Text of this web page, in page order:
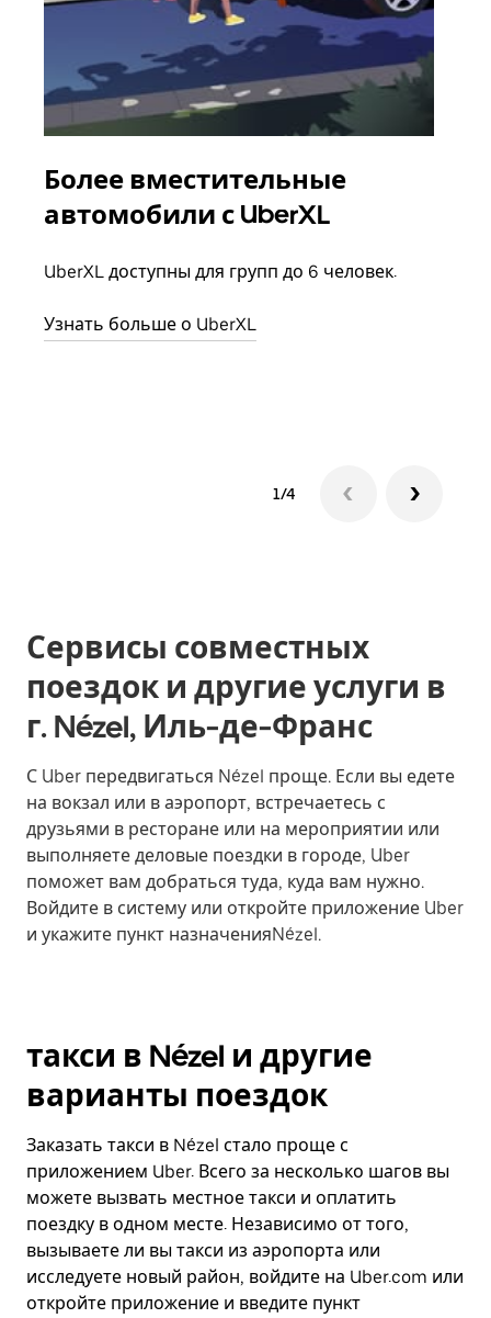
Более вместительные
автомобили с UberXL
UberXL доступны для групп до 6 человек.
Узнать больше о UberXL
1/4
Сервисы совместных
поездок и другие услуги в
г. Nézel, Иль-де-Франс
С Uber передвигаться Nézel проще. Если вы едете
на вокзал или в аэропорт, встречаетесь с
друзьями в ресторане или на мероприятии или
выполняете деловые поездки в городе, Uber
поможет вам добраться туда, куда вам нужно.
Войдите в систему или откройте приложение Uber
и укажите пункт назначенияNézel.
такси в Nézel и другие
варианты поездок
Заказать такси в Nézel стало проще с
приложением Uber. Всего за несколько шагов вы
можете вызвать местное такси и оплатить
поездку в одном месте. Независимо от того,
вызываете ли вы такси из аэропорта или
исследуете новый район, войдите на Uber.com или
откройте приложение и введите пункт